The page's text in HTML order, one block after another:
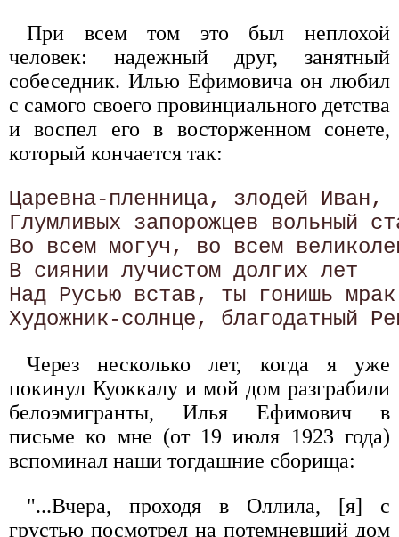
При всем том это был неплохой
человек: надежный друг, занятный
собеседник. Илью Ефимовича он любил
с самого своего провинциального детства
и воспел его в восторженном сонете,
который кончается так:
Царевна-пленница, злодей Иван,
Глумливых запорожцев вольный
Во всем могуч, во всем
В сиянии лучистом долгих лет
Над Русью встав, ты гонишь
Через несколько лет, когда я уже
покинул Куоккалу и мой дом разграбили
белоэмигранты, Илья Ефимович в
письме ко мне (от 19 июля 1923 года)
вспоминал наши тогдашние сборища:
"...Вчера, проходя в Оллила, [я] с
грустью посмотрел на потемневший дом